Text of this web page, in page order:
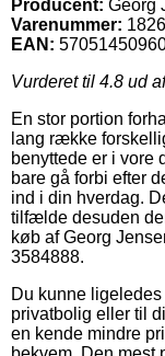
Producent: Georg
Varenummer:
EAN:
Vurderet til 4.8 ud
En stor portion
lang række
benyttede er i vore
bare gå forbi efter
ind i din hverdag.
tilfælde desuden
køb af Georg
3584888.
Du kunne
privatbolig eller til
en kende mindre